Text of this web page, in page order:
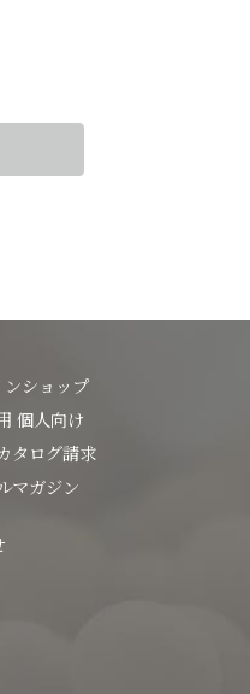
ショップ
個人向け
タログ請求
マガジン